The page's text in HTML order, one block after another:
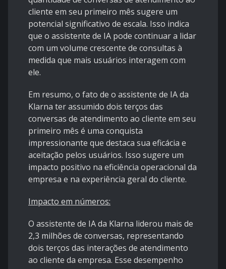
cliente em seu primeiro mês sugere um
potencial significativo de escala. Isso indica
que o assistente de IA pode continuar a lidar
com um volume crescente de consultas à
medida que mais usuários interagem com
ele.
Em resumo, o fato de o assistente de IA da
Klarna ter assumido dois terços das
conversas de atendimento ao cliente em seu
primeiro mês é uma conquista
impressionante que destaca sua eficácia e
aceitação pelos usuários. Isso sugere um
impacto positivo na eficiência operacional da
empresa e na experiência geral do cliente.
Impacto em números:
O assistente de IA da Klarna liderou mais de
2,3 milhões de conversas, representando
dois terços das interações de atendimento
ao cliente da empresa. Esse desempenho